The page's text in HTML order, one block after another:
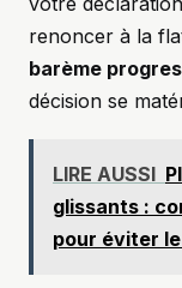
renoncer à la
barème
décision se
LIRE AUSSI
glissants :
pour éviter